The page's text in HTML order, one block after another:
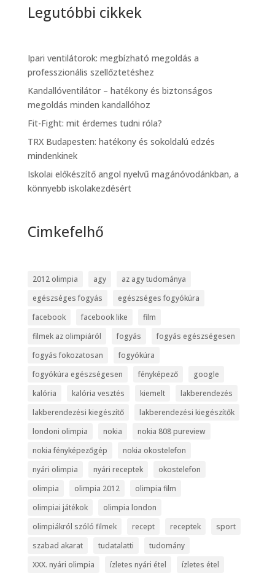
Legutóbbi cikkek
Ipari ventilátorok: megbízható megoldás a
professzionális szellőztetéshez
Kandallóventilátor – hatékony és biztonságos
megoldás minden kandallóhoz
Fit-Fight: mit érdemes tudni róla?
TRX Budapesten: hatékony és sokoldalú edzés
mindenkinek
Iskolai előkészítő angol nyelvű magánóvodánkban, a
könnyebb iskolakezdésért
Cimkefelhő
2012 olimpia agy
az agy tudománya
egészséges fogyás
egészséges fogyókúra
facebook
facebook like
film
filmek az olimpiáról
fogyás
fogyás egészségesen
fogyás fokozatosan
fogyókúra
fogyókúra egészségesen
fényképező
google
kalória
kalória vesztés kiemelt
lakberendezés
lakberendezési kiegészítő
lakberendezési kiegészítők
londoni olimpia
nokia
nokia 808 pureview
nokia fényképezőgép
nokia okostelefon
nyári olimpia
nyári receptek
okostelefon
olimpia
olimpia 2012
olimpia film
olimpiai játékok
olimpia london
olimpiákról szóló filmek
recept receptek
sport
szabad akarat
tudatalatti
tudomány
XXX. nyári olimpia
ízletes nyári étel ízletes étel